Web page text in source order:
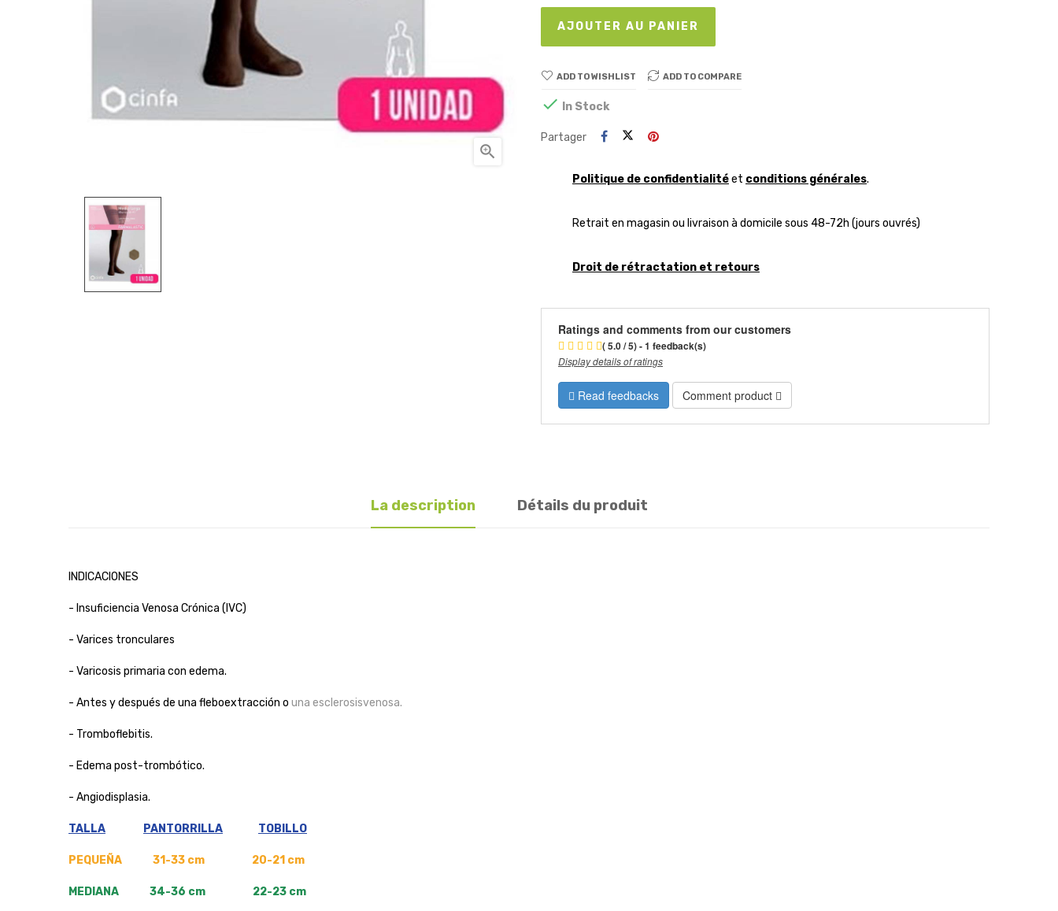

AJOUTER AU PANIER
ADD TO WISHLIST ADD TO COMPARE
 In Stock
Partager
Politique de confidentialitéet conditions générales.
Retrait en magasin ou livraison à domicile sous 48-72h (jours ouvrés)
Droit de rétractation et retours
Ratings and comments from our customers
( 5.0 / 5) - 1 feedback(s)
Display details of ratings
Read feedbacks Comment product
La description Détails du produit
INDICACIONES
- Insuficiencia Venosa Crónica (IVC)
- Varices tronculares
- Varicosis primaria con edema.
- Antes y después de una fleboextracción o una esclerosisvenosa.
- Tromboflebitis.
- Edema post-trombótico.
- Angiodisplasia.
TALLA PANTORRILLA TOBILLO
PEQUEÑA 31-33 cm 20-21 cm
MEDIANA 34-36 cm 22-23 cm